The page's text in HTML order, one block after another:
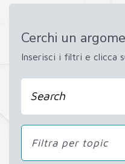
Cerchi un
Inserisci i filtri e clicca
Filtra per topic